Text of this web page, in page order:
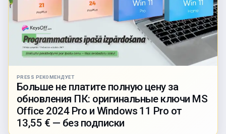
PRESS РЕКОМЕНДУЕТ
Больше не платите полную цену за
обновления ПК: оригинальные ключи MS
Office 2024 Pro и Windows 11 Pro от
13,55 € — без подписки